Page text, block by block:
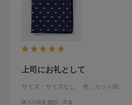
上司にお礼として
サイズ：サイズなし 色：カット紺
購入の用途:餞別・昇進